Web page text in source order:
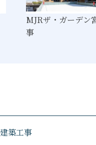
MJRザ・ガーデン
事
建築工事